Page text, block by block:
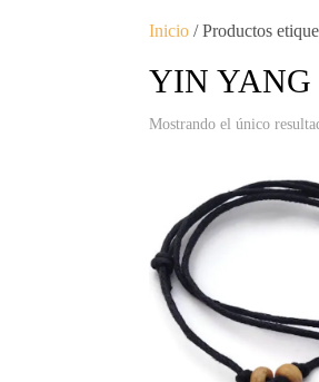
Inicio / Productos
YIN YANG
Mostrando el único